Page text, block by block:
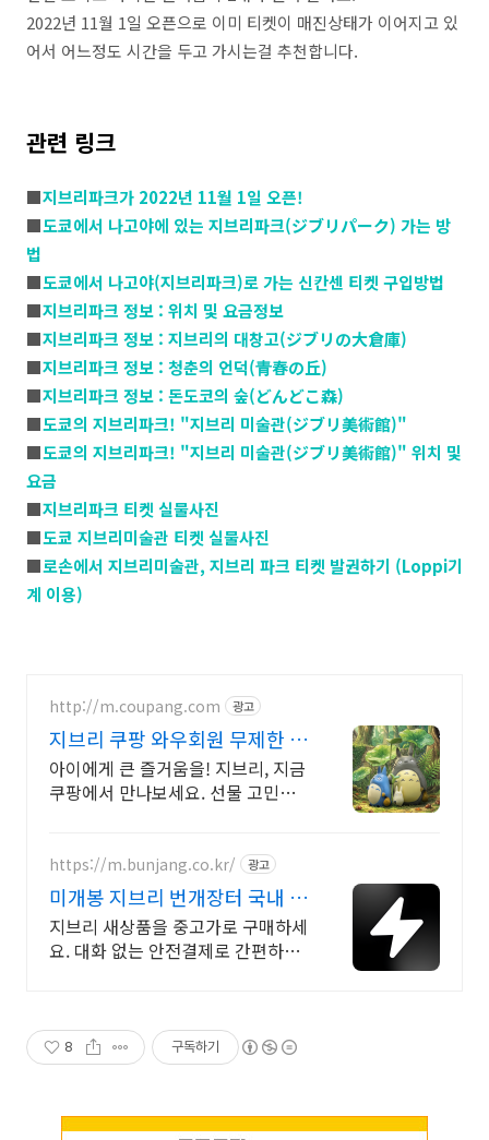
2022년 11월 1일 오픈으로 이미 티켓이 매진상태가 이어지고 있
어서 어느정도 시간을 두고 가시는걸 추천합니다.
관련 링크
■지브리파크가 2022년 11월 1일 오픈!
■도쿄에서 나고야에 있는 지브리파크(ジブリパーク) 가는 방
법
■도쿄에서 나고야(지브리파크)로 가는 신칸센 티켓 구입방법
■지브리파크 정보 : 위치 및 요금정보
■지브리파크 정보 : 지브리의 대창고(ジブリの大倉庫)
■지브리파크 정보 : 청춘의 언덕(青春の丘)
■지브리파크 정보 : 돈도코의 숲(どんどこ森)
■도쿄의 지브리파크! "지브리 미술관(ジブリ美術館)"
■도쿄의 지브리파크! "지브리 미술관(ジブリ美術館)" 위치 및
요금
■지브리파크 티켓 실물사진
■도쿄 지브리미술관 티켓 실물사진
■로손에서 지브리미술관, 지브리 파크 티켓 발권하기 (Loppi기
계 이용)
http://m.coupang.com 광고
지브리 쿠팡 와우회원 무제한 무
료배송
아이에게 큰 즐거움을! 지브리, 지금
쿠팡에서 만나보세요. 선물 고민은
https://m.bunjang.co.kr/ 광고
미개봉 지브리 번개장터 국내 최
대 브랜드 중고거래
지브리 새상품을 중고가로 구매하세
요. 대화 없는 안전결제로 간편하게!
8 구독하기